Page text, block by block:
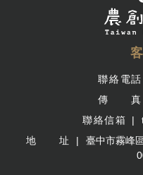
聯絡電話
傳 真
聯絡信箱
地 址
臺中市霧峰